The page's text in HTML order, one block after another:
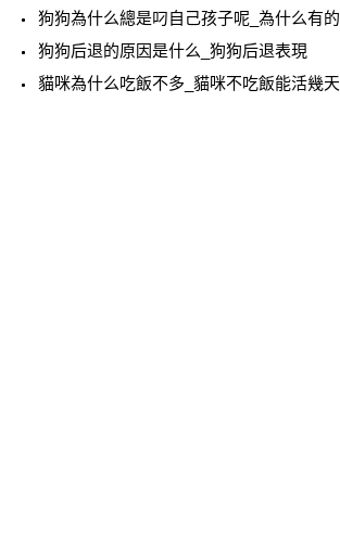
狗狗后退的原因是什么_狗狗后退表現
貓咪為什么吃飯不多_貓咪不吃飯能活幾天